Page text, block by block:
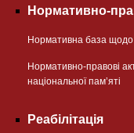
Нормативно-
Нормативна база щодо
Нормативно-правові
національної памʼяті
Реабілітація